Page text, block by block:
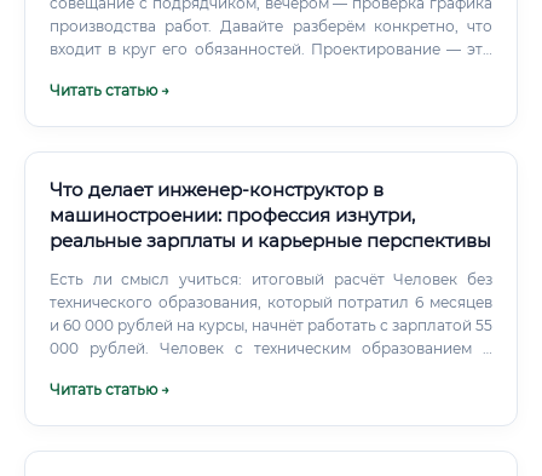
производства работ. Давайте разберём конкретно, что
входит в круг его обязанностей. Проектирование — это
Читать статью →
Что делает инженер-конструктор в
машиностроении: профессия изнутри,
реальные зарплаты и карьерные перспективы
Есть ли смысл учиться: итоговый расчёт Человек без
технического образования, который потратил 6 месяцев
и 60 000 рублей на курсы, начнёт работать с зарплатой 55
000 рублей. Человек с техническим образованием и
быстрее.
Читать статью →